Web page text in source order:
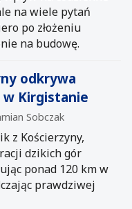
na wiele pytań
po złożeniu
na budowę.
odkrywa
w Kirgistanie
Sobczak
z Kościerzyny,
dzikich gór
ponad 120 km w
prawdziwej